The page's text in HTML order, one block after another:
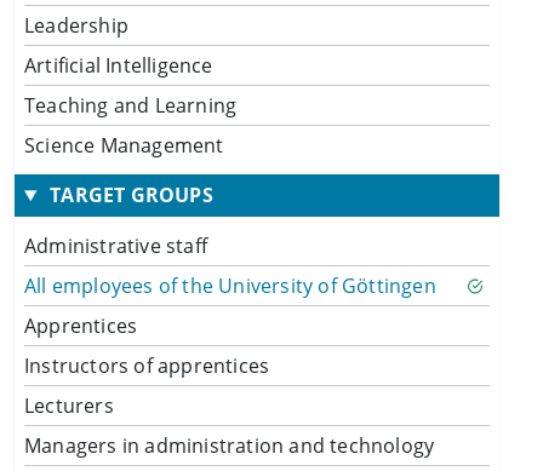
Leadership
Artificial Intelligence
Teaching and Learning
Science Management
TARGET GROUPS
Administrative staff
All employees of the University of Göttingen
Apprentices
Instructors of apprentices
Lecturers
Managers in administration and technology